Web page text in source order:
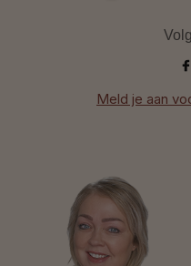
Meld je aan